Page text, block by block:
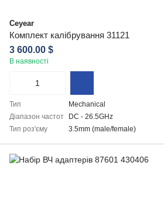
Ceyear
Комплект калібрування 31121
3 600.00 $
В наявності
Тип
Mechanical
Діапазон частот
DC - 26.5GHz
Тип роз'єму
3.5mm (male/female)